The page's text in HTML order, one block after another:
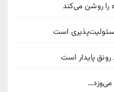
را روشن می‌کند
است
پایدار است
می‌وزد…